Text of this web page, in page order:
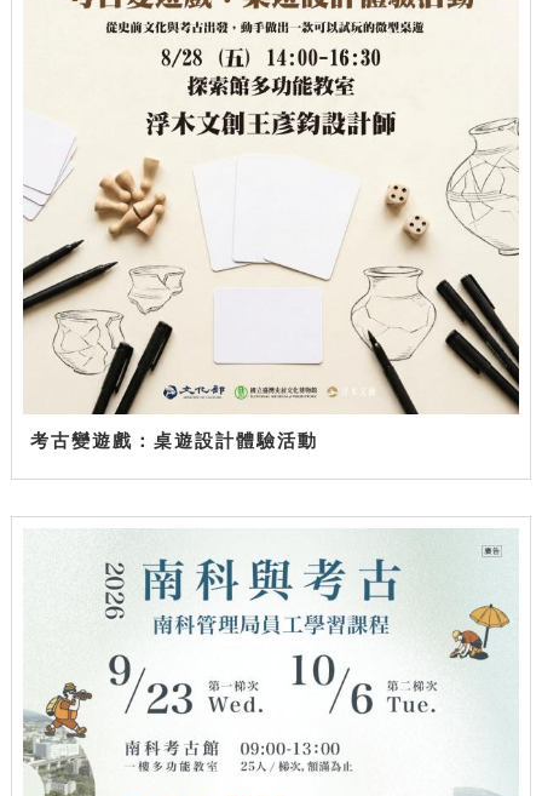
考古變遊戲：桌遊設計體驗活動